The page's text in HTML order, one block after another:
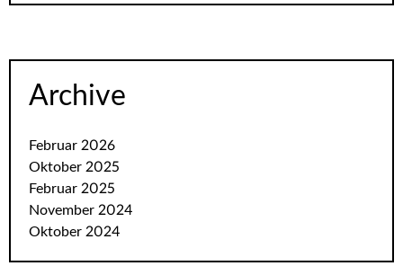
Archive
Februar 2026
Oktober 2025
Februar 2025
November 2024
Oktober 2024